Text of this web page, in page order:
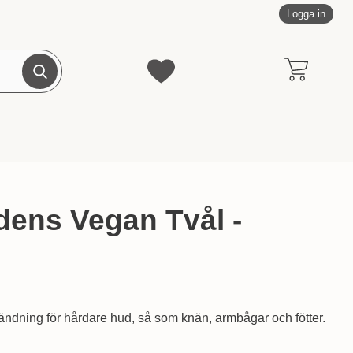
Logga in
Mina favoriter
Genomför sökning
Lemoni som favoritVegan Tvål -
för hårdare hud, så som knän, armbågar och fötter.
Vegan Tvål - Lemoni